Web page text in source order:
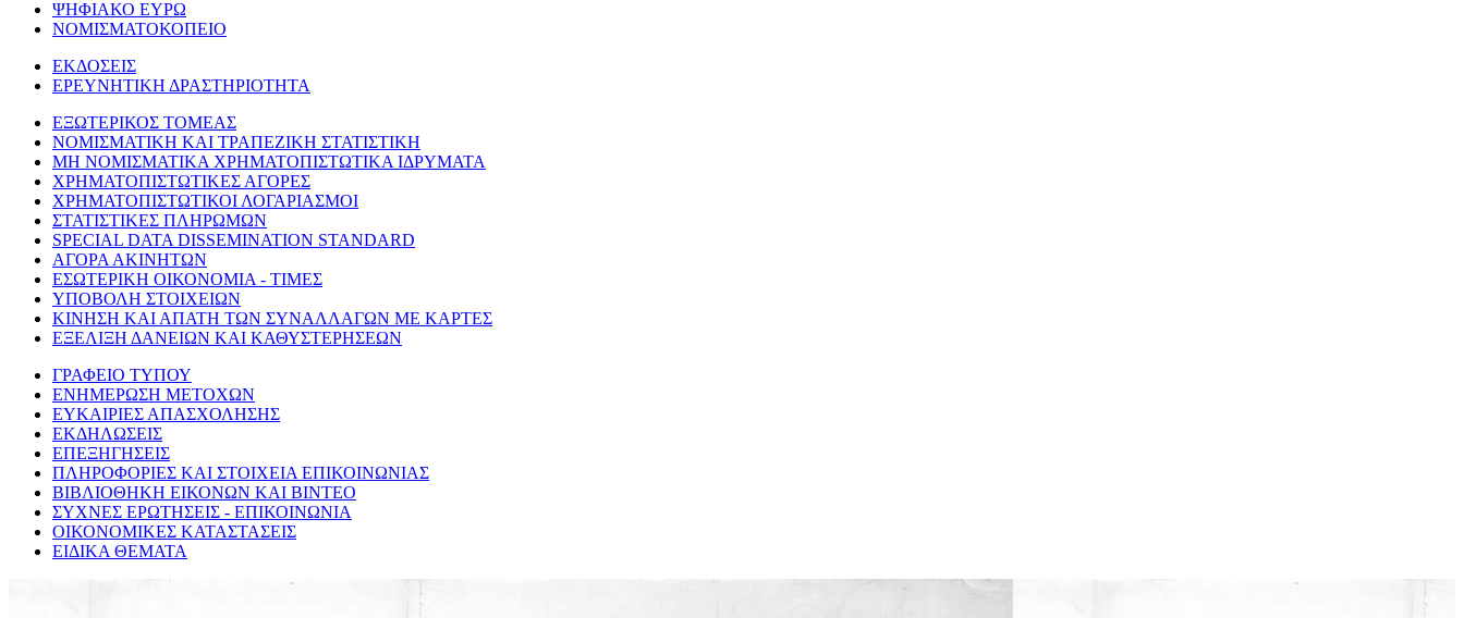
ΨΗΦΙΑΚΟ ΕΥΡΩ
ΝΟΜΙΣΜΑΤΟΚΟΠΕΙΟ
ΕΚΔΟΣΕΙΣ
ΕΡΕΥΝΗΤΙΚΗ ΔΡΑΣΤΗΡΙΟΤΗΤΑ
ΕΞΩΤΕΡΙΚΟΣ ΤΟΜΕΑΣ
ΝΟΜΙΣΜΑΤΙΚΗ ΚΑΙ ΤΡΑΠΕΖΙΚΗ ΣΤΑΤΙΣΤΙΚΗ
ΜΗ ΝΟΜΙΣΜΑΤΙΚΑ ΧΡΗΜΑΤΟΠΙΣΤΩΤΙΚΑ ΙΔΡΥΜΑΤΑ
ΧΡΗΜΑΤΟΠΙΣΤΩΤΙΚΕΣ ΑΓΟΡΕΣ
ΧΡΗΜΑΤΟΠΙΣΤΩΤΙΚΟΙ ΛΟΓΑΡΙΑΣΜΟΙ
ΣΤΑΤΙΣΤΙΚΕΣ ΠΛΗΡΩΜΩΝ
SPECIAL DATA DISSEMINATION STANDARD
ΑΓΟΡΑ ΑΚΙΝΗΤΩΝ
ΕΣΩΤΕΡΙΚΗ ΟΙΚΟΝΟΜΙΑ - ΤΙΜΕΣ
ΥΠΟΒΟΛΗ ΣΤΟΙΧΕΙΩΝ
ΚΙΝΗΣΗ ΚΑΙ ΑΠΑΤΗ ΤΩΝ ΣΥΝΑΛΛΑΓΩΝ ΜΕ ΚΑΡΤΕΣ
ΕΞΕΛΙΞΗ ΔΑΝΕΙΩΝ ΚΑΙ ΚΑΘΥΣΤΕΡΗΣΕΩΝ
ΓΡΑΦΕΙΟ ΤΥΠΟΥ
ΕΝΗΜΕΡΩΣΗ ΜΕΤΟΧΩΝ
ΕΥΚΑΙΡΙΕΣ ΑΠΑΣΧΟΛΗΣΗΣ
ΕΚΔΗΛΩΣΕΙΣ
ΕΠΕΞΗΓΗΣΕΙΣ
ΠΛΗΡΟΦΟΡΙΕΣ ΚΑΙ ΣΤΟΙΧΕΙΑ ΕΠΙΚΟΙΝΩΝΙΑΣ
ΒΙΒΛΙΟΘΗΚΗ ΕΙΚΟΝΩΝ ΚΑΙ ΒΙΝΤΕΟ
ΣΥΧΝΕΣ ΕΡΩΤΗΣΕΙΣ - ΕΠΙΚΟΙΝΩΝΙΑ
ΟΙΚΟΝΟΜΙΚΕΣ ΚΑΤΑΣΤΑΣΕΙΣ
ΕΙΔΙΚΑ ΘΕΜΑΤΑ